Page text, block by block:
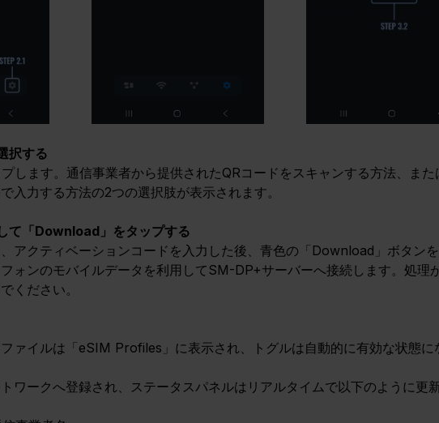
択する
します。通信事業者から提供されたQRコードをスキャンする方法、また
入力する方法の2つの選択肢が表示されます。
て「Download」をタップする
アクティベーションコードを入力した後、青色の「Download」ボタン
ォンのモバイルデータを利用してSM-DP+サーバーへ接続します。処理
ください。
ァイルは「eSIM Profiles」に表示され、トグルは自動的に有効な状態に
ワークへ登録され、ステータスパネルはリアルタイムで以下のように更